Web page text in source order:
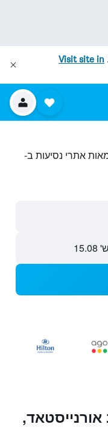
Visit site in
אתרי נסיעות ב-
ש' 15.08
אורנייסטאד,